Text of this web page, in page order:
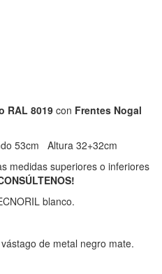
RAL 8019 con Frentes Nogal
53cm Altura 32+32cm
medidas superiores o inferiores
blanco.
de metal negro mate.